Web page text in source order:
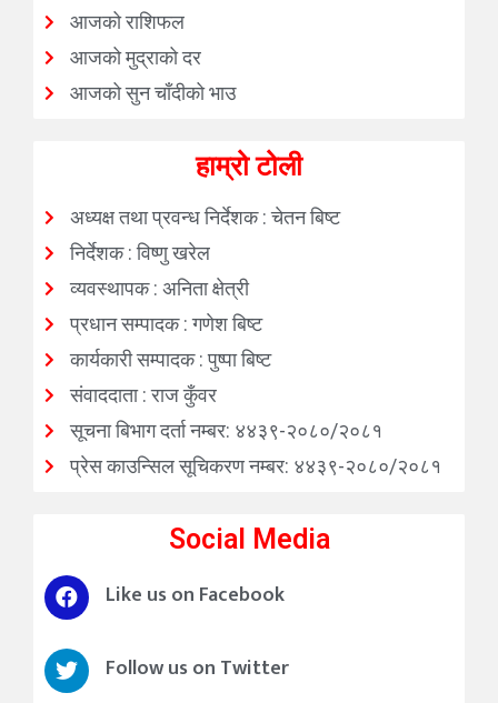
आजको राशिफल
आजको मुद्राको दर
आजको सुन चाँदीको भाउ
हाम्रो टोली
अध्यक्ष तथा प्रवन्ध निर्देशक : चेतन बिष्ट
निर्देशक : विष्णु खरेल
व्यवस्थापक : अनिता क्षेत्री
प्रधान सम्पादक : गणेश बिष्ट
कार्यकारी सम्पादक : पुष्पा बिष्ट
संवाददाता : राज कुँवर
सूचना बिभाग दर्ता नम्बर: ४४३९-२०८०/२०८१
प्रेस काउन्सिल सूचिकरण नम्बर: ४४३९-२०८०/२०८१
Social Media
Like us on Facebook
Follow us on Twitter